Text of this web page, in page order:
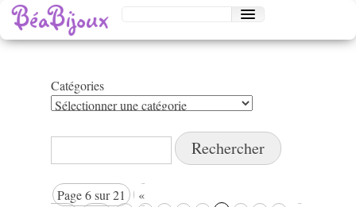
Catégories
Catégories
Rechercher :
Page 6 sur 21
«